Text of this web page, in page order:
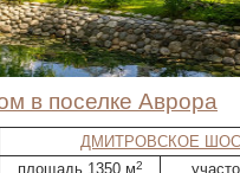
в поселке Аврора
ДМИТРОВСКОЕ
площадь 1350 м2